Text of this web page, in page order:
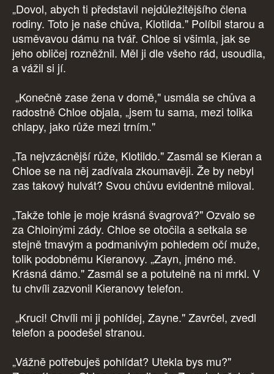
„Dovol, abych ti představil nejdůležitějšího člena
rodiny. Toto je naše chůva, Klotilda." Políbil starou a
usměvavou dámu na tvář. Chloe si všimla, jak se
jeho obličej rozněžnil. Měl ji dle všeho rád, usoudila,
a vážil si jí.
„Konečně zase žena v domě," usmála se chůva a
radostně Chloe objala, „jsem tu sama, mezi tolika
chlapy, jako růže mezi trním."
„Ta nejvzácnější růže, Klotildo." Zasmál se Kieran a
Chloe se na něj zadívala zkoumavěji. Že by nebyl
zas takový hulvát? Svou chůvu evidentně miloval.
„Takže tohle je moje krásná švagrová?" Ozvalo se
za Chloinými zády. Chloe se otočila a setkala se
stejně tmavým a podmanivým pohledem očí muže,
tolik podobnému Kieranovy. „Zayn, jméno mé.
Krásná dámo." Zasmál se a potutelně na ni mrkl. V
tu chvíli zazvonil Kieranovy telefon.
„Kruci! Chvíli mi ji pohlídej, Zayne." Zavrčel, zvedl
telefon a poodešel stranou.
„Vážně potřebuješ pohlídat? Utekla bys mu?"